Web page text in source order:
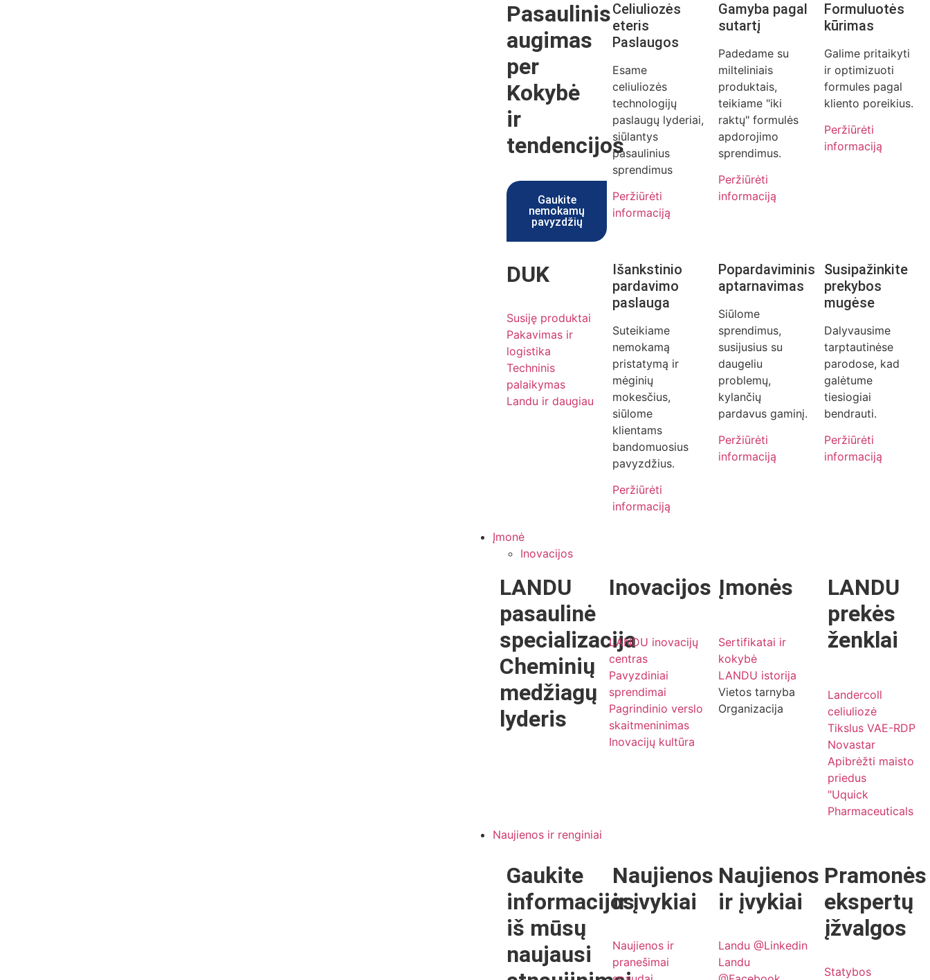
Pasaulinis
augimas
per
Kokybė
ir
tendencijos
Gaukite
nemokamų
pavyzdžių
Celiuliozės
eteris
Paslaugos
Esame
celiuliozės
technologijų
paslaugų lyderiai,
siūlantys
pasaulinius
sprendimus
Peržiūrėti
informaciją
Gamyba pagal
sutartį
Padedame su
milteliniais
produktais,
teikiame "iki
raktų" formulės
apdorojimo
sprendimus.
Peržiūrėti
informaciją
Formuluotės
kūrimas
Galime pritaikyti
ir optimizuoti
formules pagal
kliento poreikius.
Peržiūrėti
informaciją
DUK
Susiję produktai
Pakavimas ir
logistika
Techninis
palaikymas
Landu ir daugiau
Išankstinio
pardavimo
paslauga
Suteikiame
nemokamą
pristatymą ir
mėginių
mokesčius,
siūlome
klientams
bandomuosius
pavyzdžius.
Peržiūrėti
informaciją
Popardaviminis
aptarnavimas
Siūlome
sprendimus,
susijusius su
daugeliu
problemų,
kylančių
pardavus gaminį.
Peržiūrėti
informaciją
Susipažinkite
prekybos
mugėse
Dalyvausime
tarptautinėse
parodose, kad
galėtume
tiesiogiai
bendrauti.
Peržiūrėti
informaciją
Įmonė
Inovacijos
LANDU
pasaulinė
specializacija
Cheminių
medžiagų
lyderis
Inovacijos
LANDU inovacijų
centras
Pavyzdiniai
sprendimai
Pagrindinio verslo
skaitmeninimas
Inovacijų kultūra
Įmonės
Sertifikatai ir
kokybė
LANDU istorija
Vietos tarnyba
Organizacija
LANDU
prekės
ženklai
Landercoll
celiuliozė
Tikslus VAE-RDP
Novastar
Apibrėžti maisto
priedus
"Uquick
Pharmaceuticals
Naujienos ir renginiai
Gaukite
informacijos
iš mūsų
naujausi
Naujienos
ir įvykiai
Naujienos ir
pranešimai
Naujienos
ir įvykiai
Landu @Linkedin
Landu
Pramonės
ekspertų
įžvalgos
Statybos